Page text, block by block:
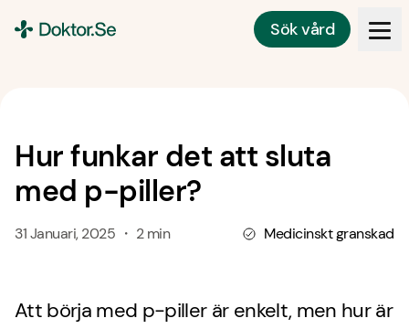
Sök vård
Hur funkar det att sluta
med p-piller?
31 Januari, 2025 ・ 2 min Medicinskt granskad
Att börja med p-piller är enkelt, men hur är